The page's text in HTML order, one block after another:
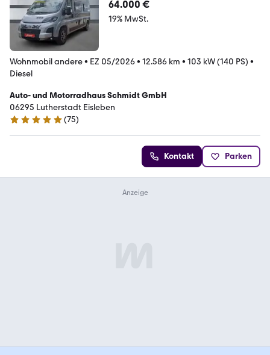
64.000 €
19% MwSt.
Wohnmobil andere• EZ 05/2026• 12.586 km • 103 kW (140 PS) •
Diesel
Auto- und Motorradhaus Schmidt GmbH
06295 Lutherstadt Eisleben
4.8 Sterne
(75)
Kontakt Parken